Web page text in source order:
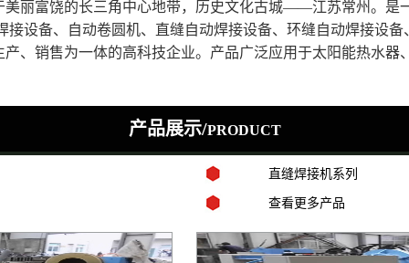
富饶的长三角中心地带，历史文化古城——江苏常州。是
接设备、自动卷圆机、直缝自动焊接设备、环缝自动焊接设
、销售为一体的高科技企业。产品广泛应用于太阳能热水器
产品展示/PRODUCT
直缝焊接机系列
查看更多产品